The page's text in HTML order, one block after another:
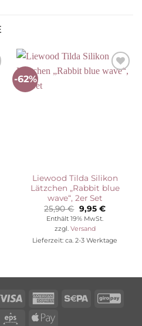
-62%
Liewood Tilda Silikon
Lätzchen „Rabbit blue
wave“, 2er Set
25,90€ Ursprünglicher
Preis
war:
25,90 €
9,95 €Aktueller
Enthält 19% MwSt.
zzgl. Versand
Lieferzeit: ca. 2-3 Werktage
Visa
American Sepa
Eps
Apple